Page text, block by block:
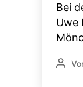
Bei
Uwe